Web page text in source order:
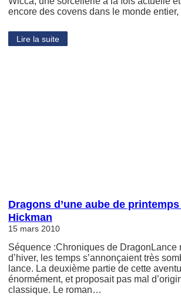
encore des covens dans le monde
Lire la suite
Dragons d’une aube de
Hickman
15 mars 2010
Séquence :Chroniques de DragonLance
d’hiver, les temps s’annonçaient très
lance. La deuxième partie de cette
énormément, et proposait pas mal
classique. Le roman…